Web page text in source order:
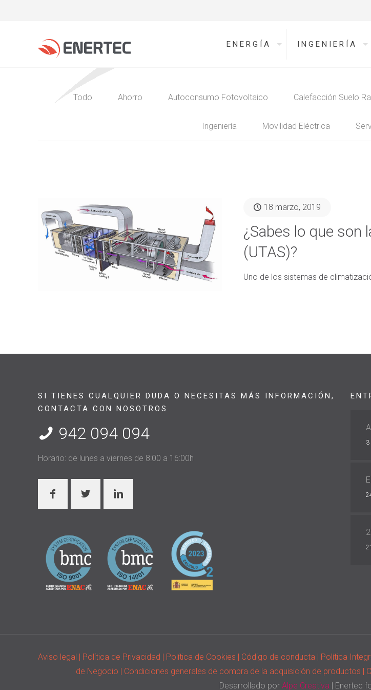
ENERGÍA INGENIERÍA
Todo Ahorro Autoconsumo Fotovoltaico Calefacción Suelo
Ingeniería Movilidad Eléctrica
18 marzo, 2019
¿Sabes lo que son
(UTAS)?
Uno de los sistemas de
SI TIENES CUALQUIER DUDA O NECESITAS MÁS INFORMACIÓN,
CONTACTA CON NOSOTROS
942 094 094
Horario: de lunes a viernes de 8:00 a 16:00h
3
Aviso legal | Política de Privacidad | Política de Cookies | Código de conducta | Política
de Negocio | Condiciones generales de compra de la adquisición de productos |
Desarrollado por Alpe Creativa | Enertec